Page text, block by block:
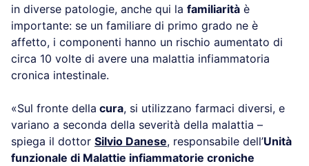
in diverse patologie, anche qui la familiarità è
importante: se un familiare di primo grado ne è
affetto, i componenti hanno un rischio aumentato di
circa 10 volte di avere una malattia infiammatoria
cronica intestinale.
«Sul fronte della cura, si utilizzano farmaci diversi, e
variano a seconda della severità della malattia –
spiega il dottor Silvio Danese, responsabile dell’Unità
funzionale di Malattie infiammatorie croniche